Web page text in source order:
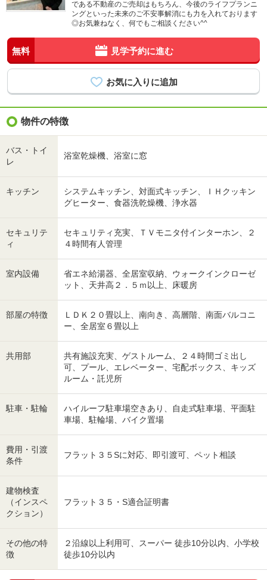
である不動産のご売却はもちろん、今後のライフプランニ
ングといった未来のご不安事解消にも力を入れております
◎お気兼ねなく、何でもご相談ください^^
無料 見学予約に進む
物件の特徴
バス・トイ
レ
浴室乾燥機、浴室に窓
キッチン
システムキッチン、対面式キッチン、ＩＨクッキン
グヒーター、食器洗乾燥機、浄水器
セキュリテ
ィ
セキュリティ充実、ＴＶモニタ付インターホン、２
４時間有人管理
室内設備
省エネ給湯器、全居室収納、ウォークインクローゼ
ット、天井高２．５ｍ以上、床暖房
部屋の特徴
ＬＤＫ２０畳以上、南向き、高層階、南面バルコニ
ー、全居室６畳以上
共用部
共有施設充実、ゲストルーム、２４時間ゴミ出し
可、プール、エレベーター、宅配ボックス、キッズ
ルーム・託児所
駐車・駐輪
ハイルーフ駐車場空きあり、自走式駐車場、平面駐
車場、駐輪場、バイク置場
費用・引渡
条件
フラット３５Sに対応、即引渡可、ペット相談
建物検査
（インスペ
クション）
フラット３５・S適合証明書
その他の特
徴
２沿線以上利用可、スーパー 徒歩10分以内、小学校
徒歩10分以内